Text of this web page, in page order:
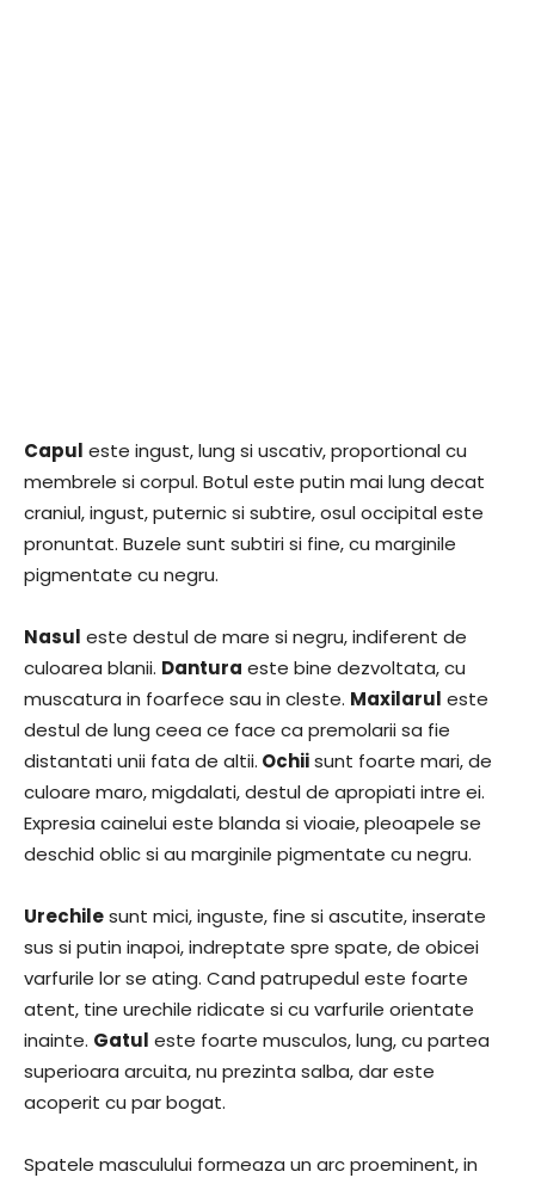
Capul este ingust, lung si uscativ, proportional cu
membrele si corpul. Botul este putin mai lung decat
craniul, ingust, puternic si subtire, osul occipital este
pronuntat. Buzele sunt subtiri si fine, cu marginile
pigmentate cu negru.
Nasul este destul de mare si negru, indiferent de
culoarea blanii. Dantura este bine dezvoltata, cu
muscatura in foarfece sau in cleste. Maxilarul este
destul de lung ceea ce face ca premolarii sa fie
distantati unii fata de altii. Ochiisunt foarte mari, de
culoare maro, migdalati, destul de apropiati intre ei.
Expresia cainelui este blanda si vioaie, pleoapele se
deschid oblic si au marginile pigmentate cu negru.
Urechilesunt mici, inguste, fine si ascutite, inserate
sus si putin inapoi, indreptate spre spate, de obicei
varfurile lor se ating. Cand patrupedul este foarte
atent, tine urechile ridicate si cu varfurile orientate
inainte. Gatul este foarte musculos, lung, cu partea
superioara arcuita, nu prezinta salba, dar este
acoperit cu par bogat.
Spatele masculului formeaza un arc proeminent, in